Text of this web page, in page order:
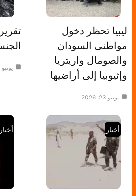
ليبيا تحظر دخول
مواطنى السودان
والصومال واريتريا
وإثيوبيا إلى أراضيها
يونيو 23, 2026
يونيو 23, 2026
أخبار أخبار